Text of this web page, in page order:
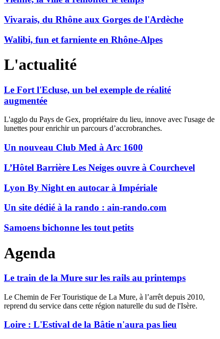
Vivarais, du Rhône aux Gorges de l'Ardèche
Walibi, fun et farniente en Rhône-Alpes
L'actualité
Le Fort l'Ecluse, un bel exemple de réalité
augmentée
L'agglo du Pays de Gex, propriétaire du lieu, innove avec l'usage de
lunettes pour enrichir un parcours d’accrobranches.
Un nouveau Club Med à Arc 1600
L’Hôtel Barrière Les Neiges ouvre à Courchevel
Lyon By Night en autocar à Impériale
Un site dédié à la rando : ain-rando.com
Samoens bichonne les tout petits
Agenda
Le train de la Mure sur les rails au printemps
Le Chemin de Fer Touristique de La Mure, à l’arrêt depuis 2010,
reprend du service dans cette région naturelle du sud de l'Isère.
Loire : L'Estival de la Bâtie n'aura pas lieu